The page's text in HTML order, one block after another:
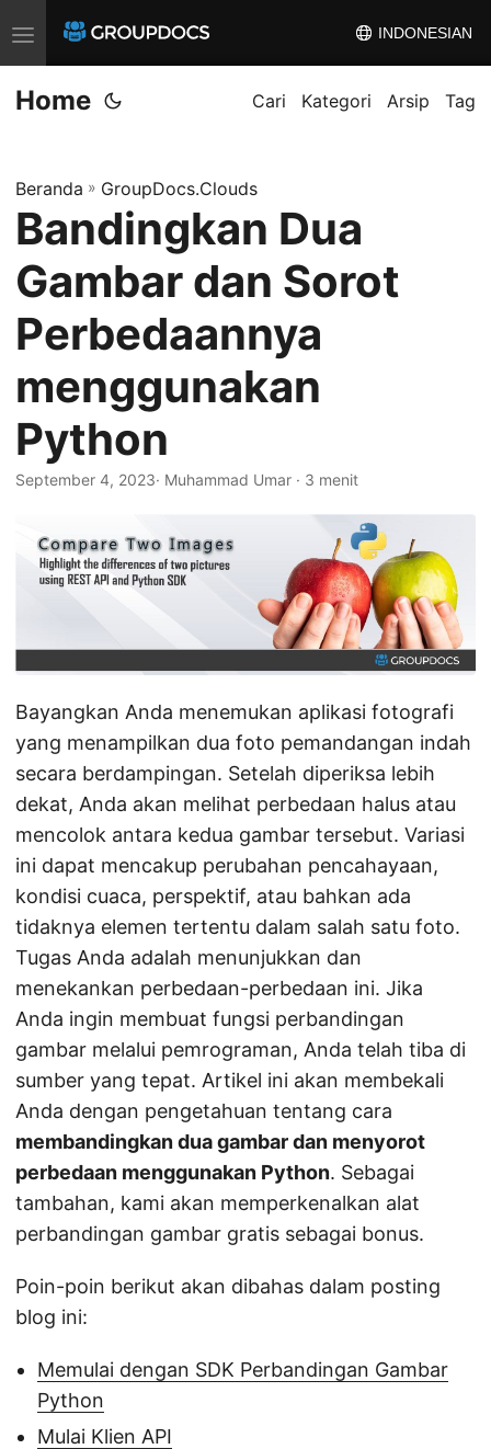
A
l
i
a
n
a
v
i
g
a
s
INDONESIAN
Home Cari Kategori Arsip Tag
Beranda » GroupDocs.Clouds
Bandingkan Dua
Gambar dan Sorot
Perbedaannya
menggunakan
Python
September 4, 2023· Muhammad Umar · 3 menit
Bayangkan Anda menemukan aplikasi fotografi
yang menampilkan dua foto pemandangan indah
secara berdampingan. Setelah diperiksa lebih
dekat, Anda akan melihat perbedaan halus atau
mencolok antara kedua gambar tersebut. Variasi
ini dapat mencakup perubahan pencahayaan,
kondisi cuaca, perspektif, atau bahkan ada
tidaknya elemen tertentu dalam salah satu foto.
Tugas Anda adalah menunjukkan dan
menekankan perbedaan-perbedaan ini. Jika
Anda ingin membuat fungsi perbandingan
gambar melalui pemrograman, Anda telah tiba di
sumber yang tepat. Artikel ini akan membekali
Anda dengan pengetahuan tentang cara
membandingkan dua gambar dan menyorot
perbedaan menggunakan Python. Sebagai
tambahan, kami akan memperkenalkan alat
perbandingan gambar gratis sebagai bonus.
Poin-poin berikut akan dibahas dalam posting
blog ini:
Memulai dengan SDK Perbandingan Gambar
Python
Mulai Klien API